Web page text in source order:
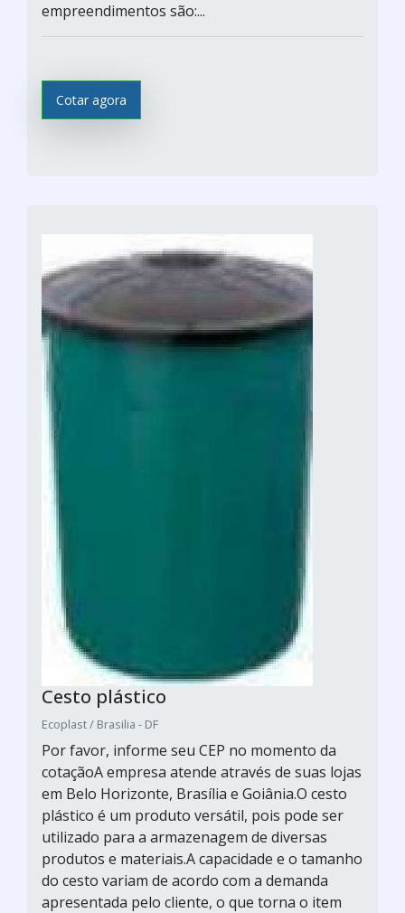
empreendimentos são:...
Cotar agora
Cesto plástico
Ecoplast / Brasilia - DF
Por favor, informe seu CEP no momento da
cotaçãoA empresa atende através de suas lojas
em Belo Horizonte, Brasília e Goiânia.O cesto
plástico é um produto versátil, pois pode ser
utilizado para a armazenagem de diversas
produtos e materiais.A capacidade e o tamanho
do cesto variam de acordo com a demanda
apresentada pelo cliente, o que torna o item